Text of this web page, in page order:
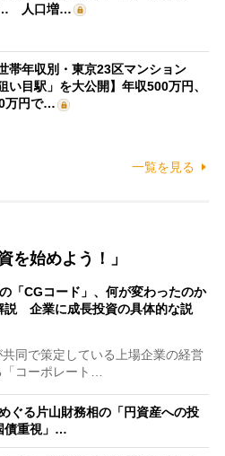
人口増…
世帯年収別・東京23区マンション
狙い目駅」を大公開】年収500万円、
万円で…
一覧を見る
を始めよう！」
「CGコード」、何が変わったのか
説 企業に成長投資の具体的な説
同で策定している上場企業の経営
コーポレート…
ぐる片山財務相の「円資産への投
債重視」…